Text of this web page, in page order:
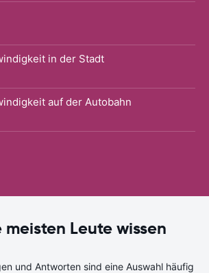
in der Stadt
auf der Autobahn
meisten Leute wissen
und Antworten sind eine Auswahl häufig